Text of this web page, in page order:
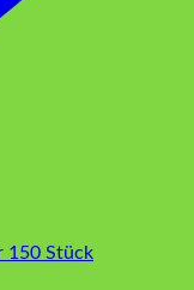
150 Stück